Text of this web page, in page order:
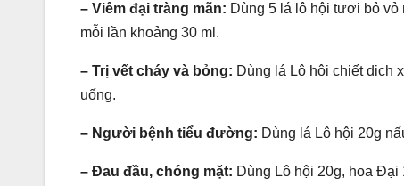
– Viêm đại tràng mãn: Dùng 5 lá lô hội tươi bỏ vỏ
mỗi lần khoảng 30 ml.
– Trị vết cháy và bỏng: Dùng lá Lô hội chiết dịch
uống.
– Người bệnh tiểu đường: Dùng lá Lô hội 20g
– Đau đầu, chóng mặt: Dùng Lô hội 20g, hoa Đại